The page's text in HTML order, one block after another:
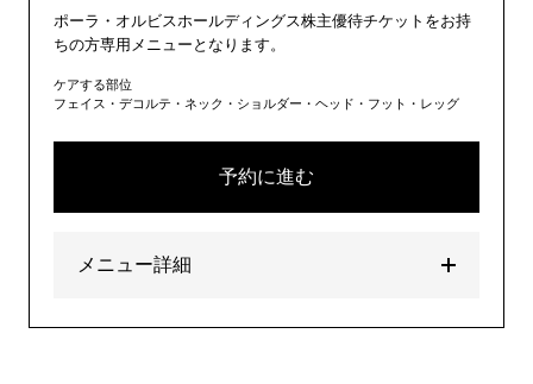
ポーラ・オルビスホールディングス株主優待チケットをお持
ちの方専用メニューとなります。
ケアする部位
フェイス・デコルテ・ネック・ショルダー・ヘッド・フット・レッグ
予約に進む
メニュー詳細